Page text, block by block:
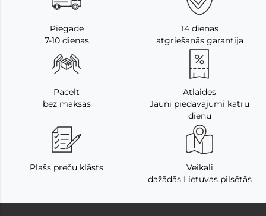
Piegāde
7-10 dienas
14 dienas
atgriešanās garantija
Pacelt
bez maksas
Atlaides
Jauni piedāvājumi katru
dienu
Plašs preču klāsts
Veikali
dažādās Lietuvas pilsētās